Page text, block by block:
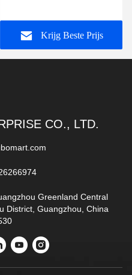
pijpverbinding
Krijg Beste Prijs
CO., LTD.
Greenland Central
District, Guangzhou, China